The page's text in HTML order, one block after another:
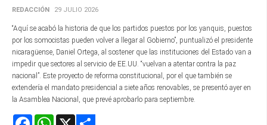
REDACCIÓN 29 JULIO 2026
“Aquí se acabó la historia de que los partidos puestos por los yanquis, puestos
por los somocistas pueden volver a llegar al Gobierno”, puntualizó el presidente
nicaragüense, Daniel Ortega, al sostener que las instituciones del Estado van a
impedir que sectores al servicio de EE.UU. “vuelvan a atentar contra la paz
nacional”. Este proyecto de reforma constitucional, por el que también se
extendería el mandato presidencial a siete años renovables, se presentó ayer en
la Asamblea Nacional, que prevé aprobarlo para septiembre.
FacebookWhatsApp